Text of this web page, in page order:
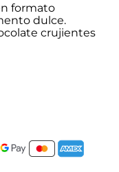
formato
dulce.
crujientes